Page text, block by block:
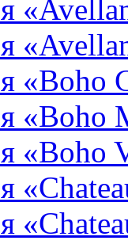
«Boho
«Boho
«Boho